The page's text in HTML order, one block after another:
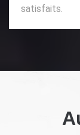
satisfaits.